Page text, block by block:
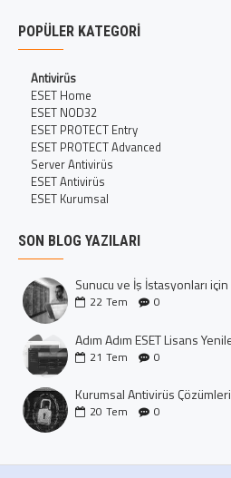
POPÜLER KATEGORI
Antivirüs
ESET Home
ESET NOD32
ESET PROTECT Entry
ESET PROTECT Advanced
Server Antivirüs
ESET Antivirüs
ESET Kurumsal
SON BLOG YAZILARI
22 Tem 0
21 Tem 0
Kurumsal Antivirüs Çözümleri
20 Tem 0